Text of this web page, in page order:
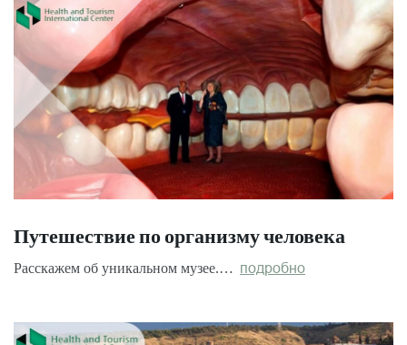
Путешествие по организму человека
Расскажем об уникальном музее.… подробно